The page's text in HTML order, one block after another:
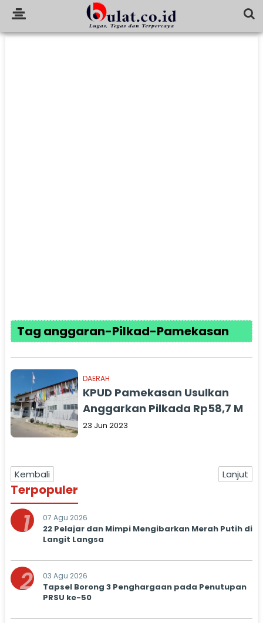
Tag anggaran-Pilkad-Pamekasan
DAERAH
KPUD Pamekasan Usulkan
Anggarkan Pilkada Rp58,7 M
23 Jun 2023
Kembali Lanjut
Terpopuler
1 07 Agu 2026
22 Pelajar dan Mimpi Mengibarkan Merah Putih di
Langit Langsa
2 03 Agu 2026
Tapsel Borong 3 Penghargaan pada Penutupan
PRSU ke-50